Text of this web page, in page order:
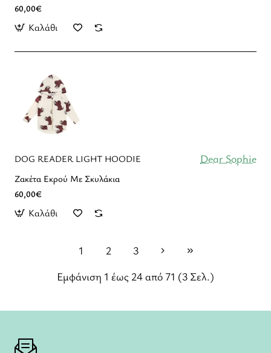
60,00€
Καλάθι
DOG READER LIGHT HOODIE Dear Sophie
Ζακέτα Εκρού Με Σκυλάκια
60,00€
Καλάθι
1 2
3
Εμφάνιση 1 έως 24 από 71 (3 Σελ.)